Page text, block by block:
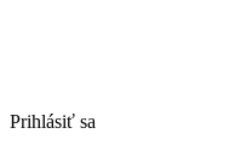
Prihlásiť sa